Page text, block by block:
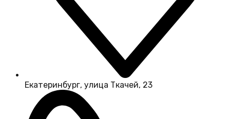
Екатеринбург, улица Ткачей, 23